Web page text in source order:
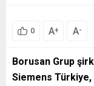
0 A+ A-
Borusan Grup
Siemens